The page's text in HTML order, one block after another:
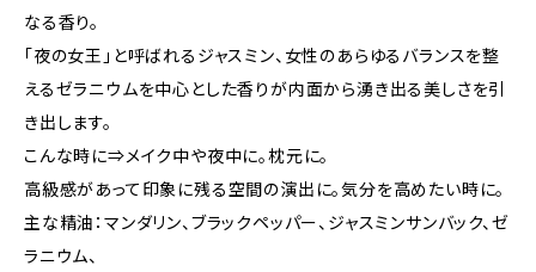
なる香り。
「夜の女王」と呼ばれるジャスミン、女性のあらゆるバランスを整
えるゼラニウムを中心とした香りが内面から湧き出る美しさを引
き出します。
こんな時に⇒メイク中や夜中に。枕元に。
高級感があって印象に残る空間の演出に。気分を高めたい時に。
主な精油：マンダリン、ブラックペッパー、ジャスミンサンバック、ゼ
ラニウム、